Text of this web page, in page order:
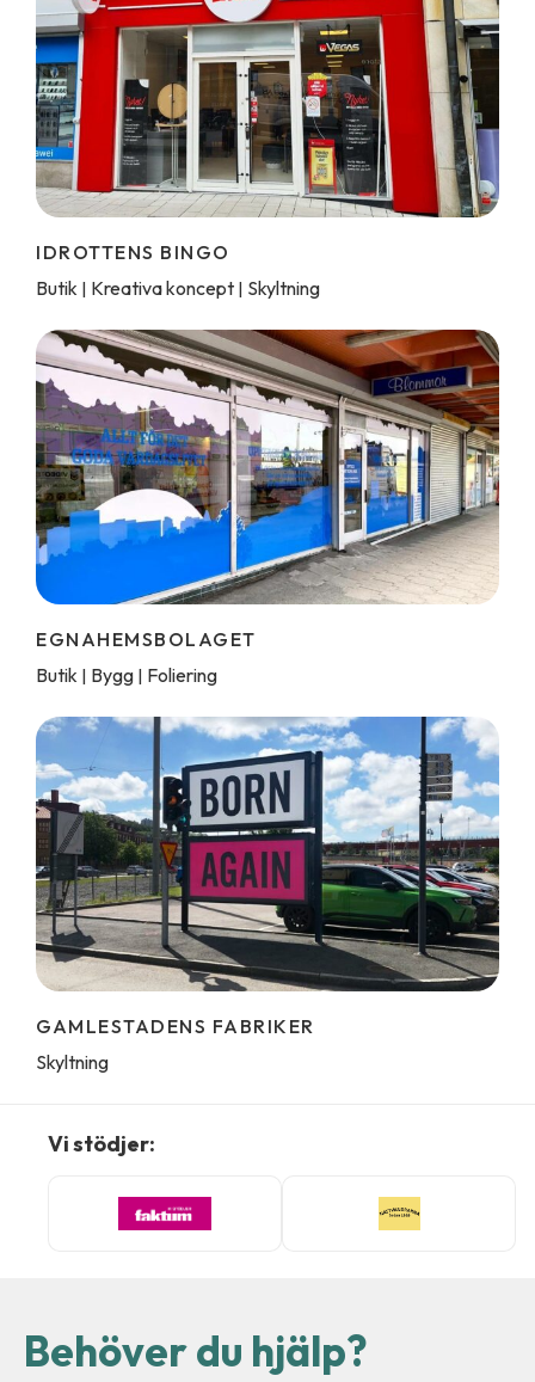
IDROTTENS BINGO
Butik | Kreativa koncept | Skyltning
EGNAHEMSBOLAGET
Butik | Bygg | Foliering
GAMLESTADENS FABRIKER
Skyltning
Vi stödjer:
Behöver du hjälp?